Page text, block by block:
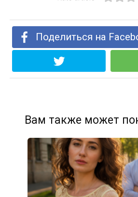
Поделиться на
Вам также может